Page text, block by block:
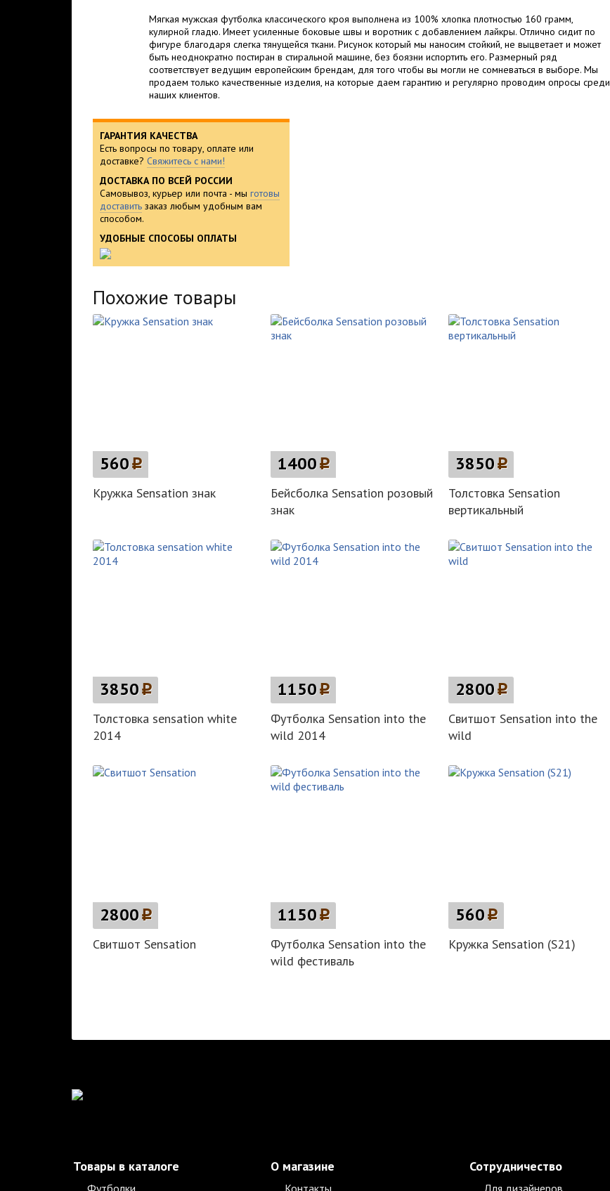
Мягкая мужская футболка классического кроя выполнена из 100% хлопка плотностью 160 грамм,
кулирной гладю. Имеет усиленные боковые швы и воротник с добавлением лайкры. Отлично сидит по
фигуре благодаря слегка тянущейся ткани. Рисунок который мы наносим стойкий, не выцветает и может
быть неоднократно постиран в стиральной машине, без боязни испортить его. Размерный ряд
соответствует ведущим европейским брендам, для того чтобы вы могли не сомневаться в выборе. Мы
продаем только качественные изделия, на которые даем гарантию и регулярно проводим опросы среди
наших клиентов.
ГАРАНТИЯ КАЧЕСТВА
Есть вопросы по товару, оплате или
доставке? Свяжитесь с нами!
ДОСТАВКА ПО ВСЕЙ РОССИИ
Самовывоз, курьер или почта - мы готовы
доставить заказ любым удобным вам
способом.
УДОБНЫЕ СПОСОБЫ ОПЛАТЫ
Похожие товары
560p
Кружка Sensation знак
1400p
Бейсболка Sensation розовый
знак
3850p
Толстовка Sensation
вертикальный
3850p
Толстовка sensation white
2014
1150p
Футболка Sensation into the
wild 2014
2800p
Свитшот Sensation into the
wild
2800p
Свитшот Sensation
1150p
Футболка Sensation into the
wild фестиваль
560p
Кружка Sensation (S21)
Товары в каталоге
Футболки
О магазине
Контакты
Сотрудничество
Для дизайнеров